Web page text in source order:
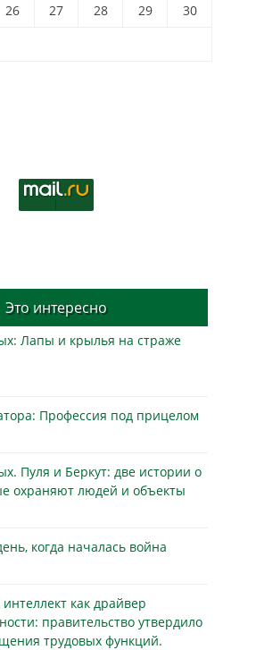
26 27 28 29
30
Это интересно
Лапы и крылья на страже
Профессия под прицелом
Пуля и Беркут: две истории о
охраняют людей и объекты
когда началась война
как драйвер
правительство утвердило
трудовых функций.